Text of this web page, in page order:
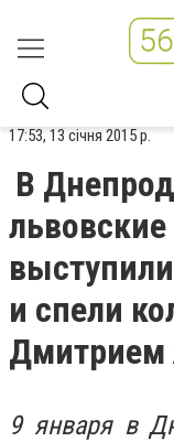
17:53, 13 січня 2015 р.
В
и спели
9 января в